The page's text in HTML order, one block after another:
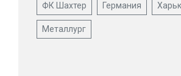
ФК Шахтер Германия
Металлург